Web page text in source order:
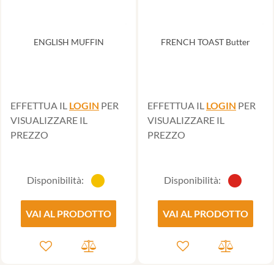
ENGLISH MUFFIN
EFFETTUA IL LOGIN PER
VISUALIZZARE IL
PREZZO
Disponibilità:
VAI AL PRODOTTO
FRENCH TOAST Butter
EFFETTUA IL LOGIN PER
VISUALIZZARE IL
PREZZO
Disponibilità:
VAI AL PRODOTTO